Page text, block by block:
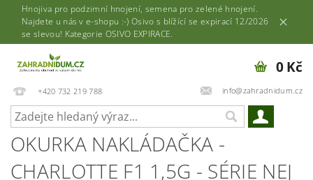
Hnojiva pro podzimní hnojení, semena pro zelené hnojení.
Najdete u nás v e-shopu :-) Osivo s blížící se expirací 12/2026
se slevou! Kategorie OSIVO EXPIRACE.
+420 732 219 788 info@zahradnidum.cz
0 Kč
OKURKA NAKLÁDAČKA -
CHARLOTTE F1 1,5G - SÉRIE NEJ